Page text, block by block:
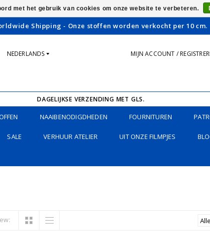
Shipping - Onze stoffen worden verkocht per 10 cm.
NEDERLANDS MIJN ACCOUNT /
DAGELIJKSE VERZENDING MET GLS.
NAAIBENODIGDHEDEN FOURNITUREN
SALE VERHUUR ATELIER UIT ONZE FILMPJES
met het gebruik van cookies om onze website te verbeteren.